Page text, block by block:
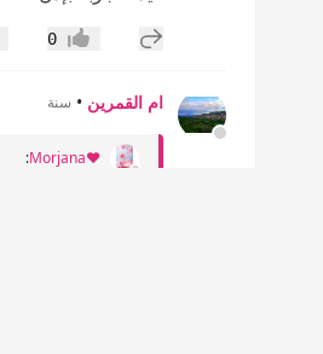
إضافة رد جديد
إعجاب0
ام القمرين • سنة
♥️Morjana
: